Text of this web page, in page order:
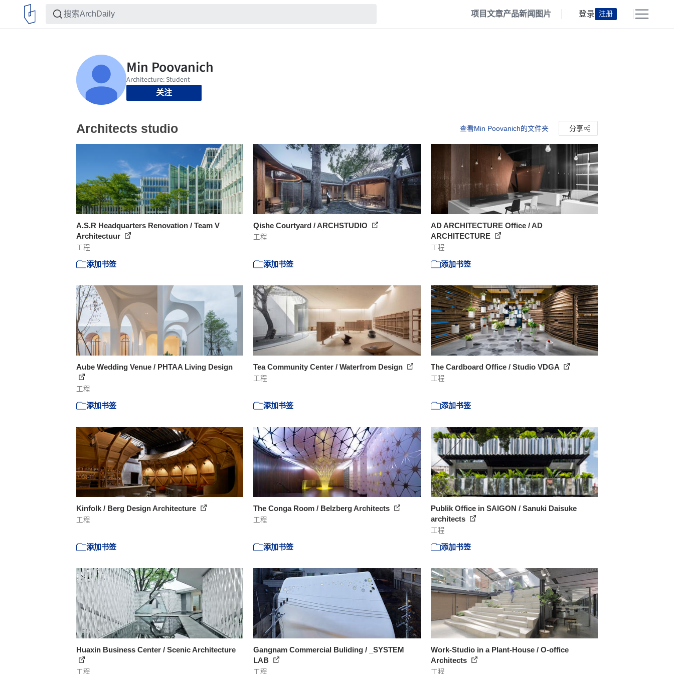
项目文章产品新闻 图片 登录 注册
关注
Architects studio 查看Min Poovanich的文件夹 分享
A.S.R Headquarters Renovation / Team V
Architectuur
工程
添加书签
Qishe Courtyard / ARCHSTUDIO
工程
添加书签
AD ARCHITECTURE Office / AD
ARCHITECTURE
工程
添加书签
Aube Wedding Venue / PHTAA Living Design
工程
添加书签
Tea Community Center / Waterfrom Design
工程
添加书签
The Cardboard Office / Studio VDGA
工程
添加书签
Kinfolk / Berg Design Architecture
工程
添加书签
The Conga Room / Belzberg Architects
工程
添加书签
Publik Office in SAIGON / Sanuki Daisuke
architects
工程
添加书签
Huaxin Business Center / Scenic Architecture
工程
Gangnam Commercial Buliding / _SYSTEM
LAB
工程
Work-Studio in a Plant-House / O-office
Architects
工程